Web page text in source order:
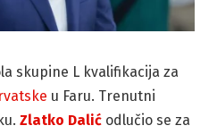
skupine L kvalifikacija za
u Faru. Trenutni
Zlatko Dalić odlučio se za